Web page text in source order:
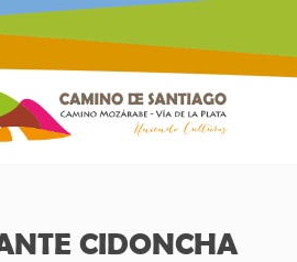
CIDONCHA